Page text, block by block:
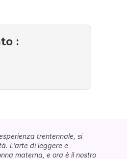
:
trentennale, si
L’arte di leggere e
materna, e ora è il nostro